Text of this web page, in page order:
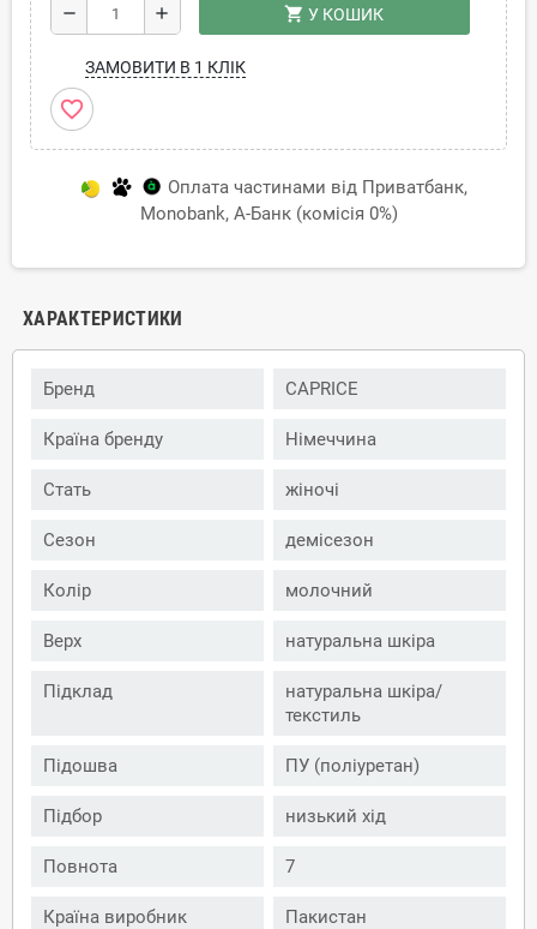
remove add shopping_cart У КОШИК
ЗАМОВИТИ В 1 КЛІК
favorite_border
Оплата частинами від Приватбанк,
Monobank, А-Банк (комісія 0%)
ХАРАКТЕРИСТИКИ
Бренд CAPRICE
Країна бренду Німеччина
Стать жіночі
Сезон демісезон
Колір молочний
Верх натуральна шкіра
Підклад
натуральна шкіра/
текстиль
Підошва ПУ (поліуретан)
Підбор низький хід
Повнота 7
Країна виробник Пакистан